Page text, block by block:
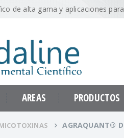
de alta gama y aplicaciones
AREAS PRODUCTOS
AGRAQUANT®